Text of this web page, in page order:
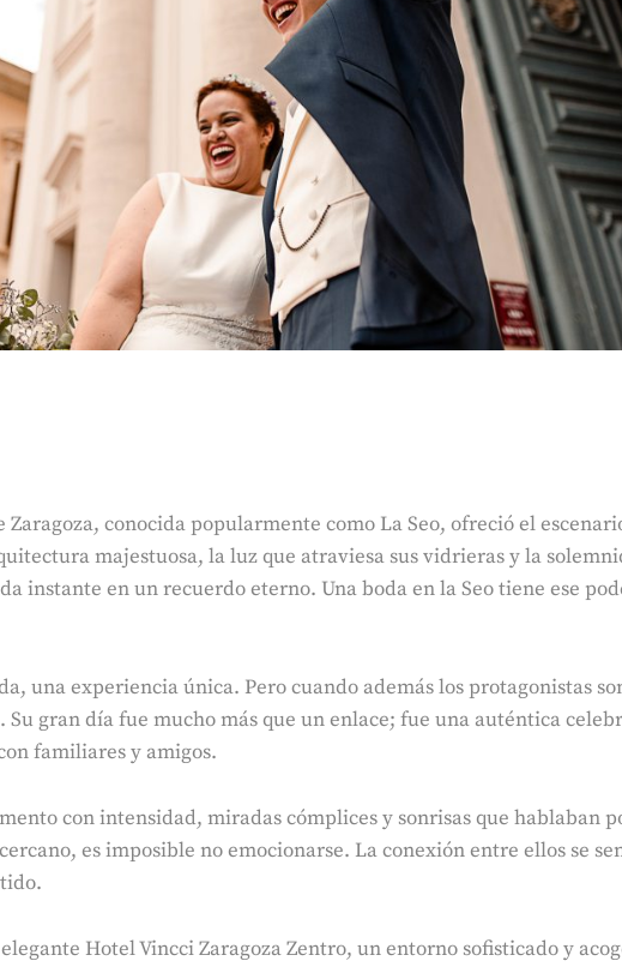
conocida popularmente como La Seo, ofreció el
majestuosa, la luz que atraviesa sus vidrieras y la
instante en un recuerdo eterno. Una boda en la Seo tiene ese
una experiencia única. Pero cuando además los protagonistas
gran día fue mucho más que un enlace; fue una auténtica
familiares y amigos.
con intensidad, miradas cómplices y sonrisas que hablaban
es imposible no emocionarse. La conexión entre ellos se
Hotel Vincci Zaragoza Zentro, un entorno sofisticado y